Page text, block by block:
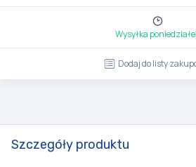
Wysyłka
Dodaj do listy
Szczegóły produktu